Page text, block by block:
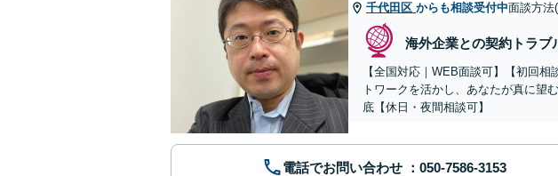
千代田区 からも相談受付中面談方法
海外企業との契約トラブ
【全国対応｜WEB面談可】【初回
トワークを活かし、あなたが真に望
底【休日・夜間相談可】
電話でお問い合わせ